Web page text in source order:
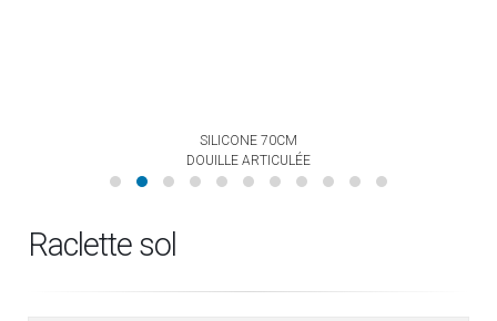
SILICONE 70CM
DOUILLE ARTICULÉE
Raclette sol